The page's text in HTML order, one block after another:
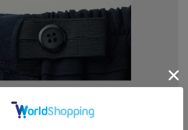
ストレッチジョー
ゼットテーラード